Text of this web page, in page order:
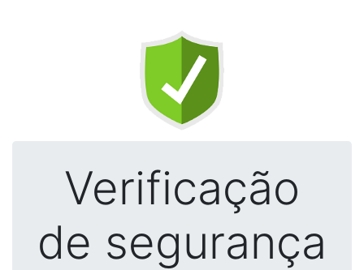
Verificação
de segurança